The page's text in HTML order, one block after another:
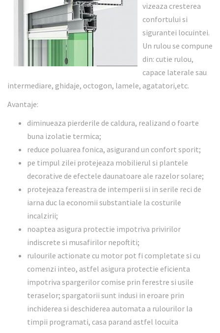
vizeaza cresterea
confortului si
sigurantei locuintei.
Un rulou se compune
din: cutie rulou,
capace laterale sau
intermediare, ghidaje, octogon, lamele, agatatori,etc.
Avantaje:
diminueaza pierderile de caldura, realizand o foarte
buna izolatie termica;
reduce poluarea fonica, asigurand un confort sporit;
pe timpul zilei protejeaza mobilierul si plantele
decorative de efectele daunatoare ale razelor solare;
protejeaza fereastra de intemperii si in serile reci de
iarna duc la economii substantiale la costurile
incalzirii;
noaptea asigura protectie impotriva privirilor
indiscrete si musafirilor nepoftiti;
rulourile actionate cu motor pot fi completate si cu
comenzi inteo, astfel asigura protectie eficienta
impotriva spargerilor comise prin ferestre si usile
teraselor; spargatorii sunt indusi in eroare prin
inchiderea si deschiderea automata a rulourilor la
timpii programati, casa parand astfel locuita